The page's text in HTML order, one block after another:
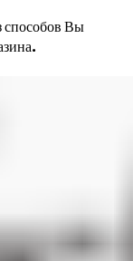
способов Вы